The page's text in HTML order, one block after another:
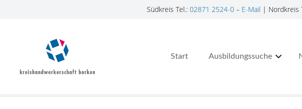
Südkreis Tel.: 02871 2524-0– E-Mail | Nordkreis
Start Ausbildungssuche